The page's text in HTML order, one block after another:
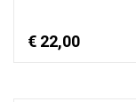
€ 22,00